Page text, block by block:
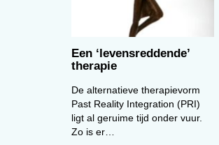
Een ‘levens­reddende’
therapie
De alternatieve therapievorm
Past Reality Integration (PRI)
ligt al geruime tijd onder vuur.
Zo is er…